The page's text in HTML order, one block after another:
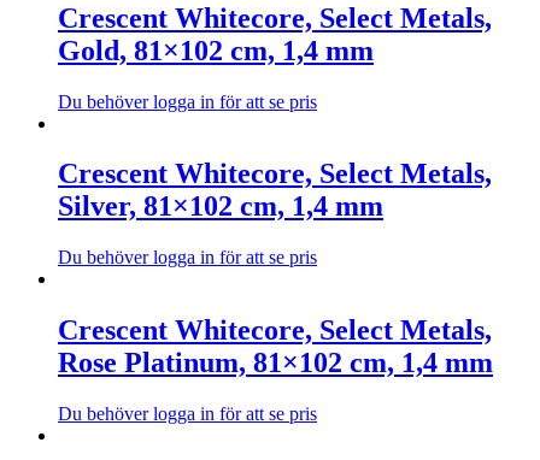
kan
väljas
på
produktsidan
produkten
har
flera
De
olika
kan
väljas
på
produktsidan
Crescent Whitecore, Select Metals,
Gold, 81×102 cm, 1,4 mm
Du behöver logga in för att se pris
produkten
har
flera
De
kan
väljas
på
produktsidan
Crescent Whitecore, Select Metals,
Silver, 81×102 cm, 1,4 mm
Du behöver logga in för att se pris
produkten
har
flera
De
olika
Crescent Whitecore, Select Metals,
Rose Platinum, 81×102 cm, 1,4 mm
Du behöver logga in för att se pris